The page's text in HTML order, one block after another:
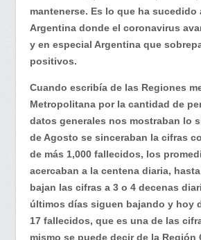
mantenerse. Es lo que ha sucedido
Argentina donde el coronavirus
y en especial Argentina que
positivos.
Cuando escribía de las Regiones
Metropolitana por la cantidad de
datos generales nos mostraban lo
de Agosto se sinceraban la cifras
de más 1,000 fallecidos, los
acercaban a la centena diaria,
bajan las cifras a 3 o 4 decenas
últimos días siguen bajando y hoy
17 fallecidos, que es una de las
mismo se puede decir de la Región